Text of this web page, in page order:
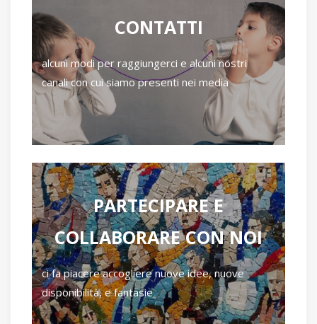
CONTATTI
alcuni modi per raggiungerci e alcuni nostri
canali con cui siamo presenti nei media
PARTECIPARE E
COLLABORARE CON NOI
ci fa piacere accogliere nuove idee, nuove
disponibilità, e fantasie